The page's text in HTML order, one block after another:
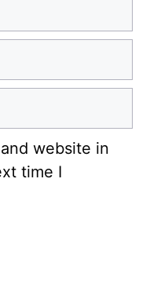
website in
time I